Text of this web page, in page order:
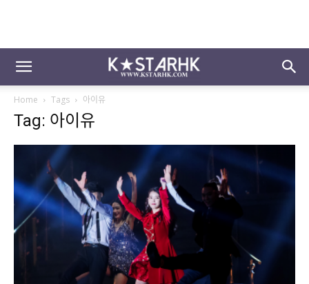
Home Tags 아이유
Tag: 아이유